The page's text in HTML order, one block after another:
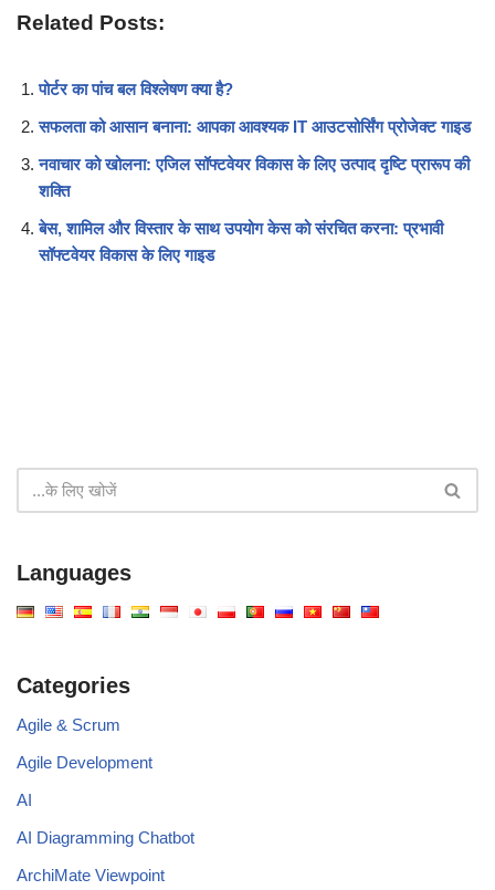
Related Posts:
पोर्टर का पांच बल विश्लेषण क्या है?
सफलता को आसान बनाना: आपका आवश्यक IT आउटसोर्सिंग प्रोजेक्ट गाइड
नवाचार को खोलना: एजिल सॉफ्टवेयर विकास के लिए उत्पाद दृष्टि प्रारूप की
शक्ति
बेस, शामिल और विस्तार के साथ उपयोग केस को संरचित करना: प्रभावी
सॉफ्टवेयर विकास के लिए गाइड
Languages
Categories
Agile & Scrum
Agile Development
AI
AI Diagramming Chatbot
ArchiMate Viewpoint